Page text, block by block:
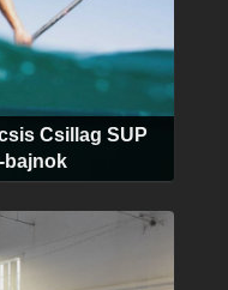
Csillag SUP
bajnok